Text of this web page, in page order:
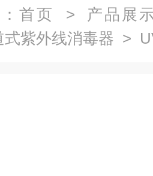
首页 > 产品展
式紫外线消毒器 >